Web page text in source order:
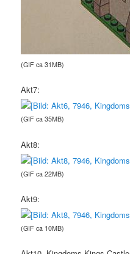
(GIF ca 31MB)
Akt7:
(GIF ca 35MB)
Akt8:
(GIF ca 22MB)
Akt9:
(GIF ca 10MB)